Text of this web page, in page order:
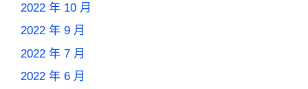
2022 年 10 月
2022 年 9 月
2022 年 7 月
2022 年 6 月